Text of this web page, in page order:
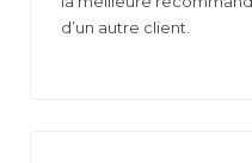
d’un autre client.